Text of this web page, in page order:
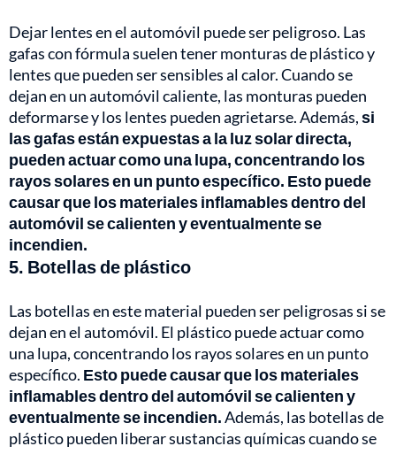
Dejar lentes en el automóvil puede ser peligroso. Las
gafas con fórmula suelen tener monturas de plástico y
lentes que pueden ser sensibles al calor. Cuando se
dejan en un automóvil caliente, las monturas pueden
deformarse y los lentes pueden agrietarse. Además,si
las gafas están expuestas a la luz solar directa,
pueden actuar como una lupa, concentrando los
rayos solares en un punto específico. Esto puede
causar que los materiales inflamables dentro del
automóvil se calienten y eventualmente se
incendien.
5. Botellas de plástico
Las botellas en este material pueden ser peligrosas si se
dejan en el automóvil. El plástico puede actuar como
una lupa, concentrando los rayos solares en un punto
específico. Esto puede causar que los materiales
inflamables dentro del automóvil se calienten y
eventualmente se incendien.Además, las botellas de
plástico pueden liberar sustancias químicas cuando se